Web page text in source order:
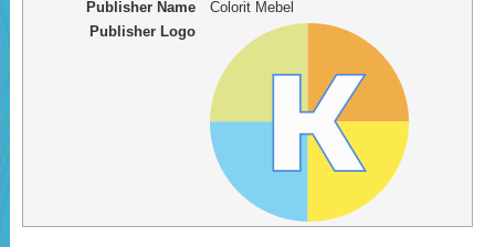
Publisher Name
Colorit Mebel
Publisher Logo